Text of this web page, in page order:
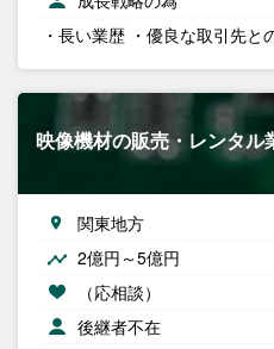
・長い業歴 ・優良な取引先と
映像機材の販売・レンタル
関東地方
2億円～5億円
（応相談）
後継者不在